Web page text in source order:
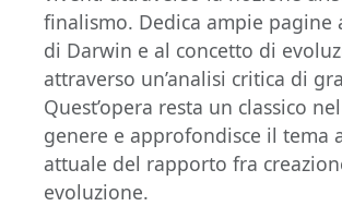
finalismo. Dedica ampie pagine
di Darwin e al concetto di
attraverso un’analisi critica di
Quest’opera resta un classico
genere e approfondisce il tema
attuale del rapporto fra
evoluzione.